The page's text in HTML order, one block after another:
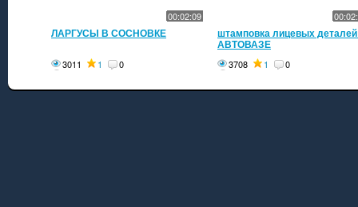
00:02:09
ЛАРГУСЫ В СОСНОВКЕ
3011 1 0
штамповка лицевых
АВТОВАЗЕ
3708 1 0